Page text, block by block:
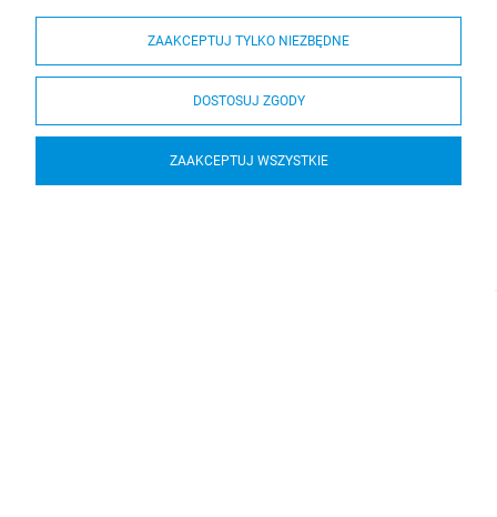
ZAAKCEPTUJ TYLKO NIEZBĘDNE
DOSTOSUJ ZGODY
ZAAKCEPTUJ WSZYSTKIE